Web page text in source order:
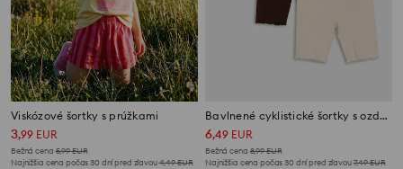
Viskózové šortky s prúžkami
3,99 EUR
Bežná cena 5,99EUR
Najnižšia cena počas 30 dní pred zľavou4,49EUR
Bavlnené cyklistické šortky s ozdobnými volánmi 3 pack
6,49 EUR
Bežná cena 8,99EUR
Najnižšia cena počas 30 dní pred zľavou7,49EUR